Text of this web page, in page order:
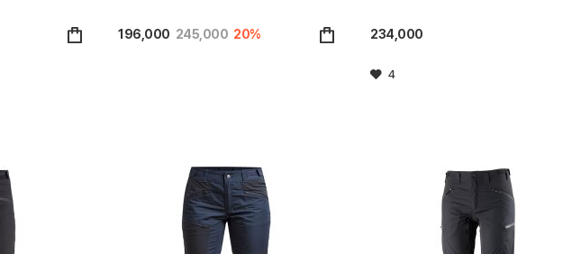
196,000 245,000 20% 234,000
4